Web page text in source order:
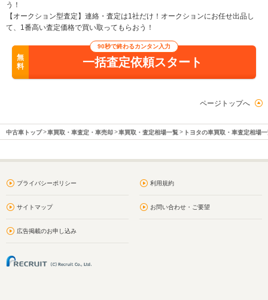
う！
【オークション型査定】連絡・査定は1社だけ！オークションにお任せ出品し
て、1番高い査定価格で買い取ってもらおう！
無
料
90秒で終わるカンタン入力
一括査定依頼スタート
ページトップへ
中古車トップ 車買取・車査定・車売却 車買取・査定相場一覧 トヨタの車買取・車査定相場
プライバシーポリシー 利用規約
サイトマップ お問い合わせ・ご要望
広告掲載のお申し込み